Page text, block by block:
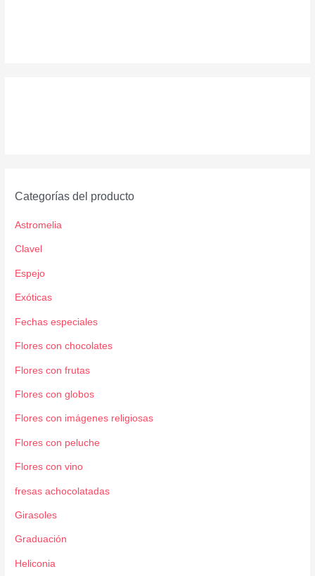
Categorías del producto
Astromelia
Clavel
Espejo
Exóticas
Fechas especiales
Flores con chocolates
Flores con frutas
Flores con globos
Flores con imágenes religiosas
Flores con peluche
Flores con vino
fresas achocolatadas
Girasoles
Graduación
Heliconia